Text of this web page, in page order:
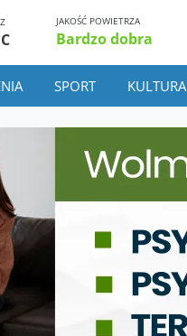
JAKOŚĆ POWIETRZA
Bardzo dobra
SPORT KULTURA